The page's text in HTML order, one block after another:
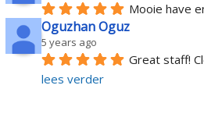
Mooie have
Oguzhan Oguz
5 years ago
Great staff!
lees verder